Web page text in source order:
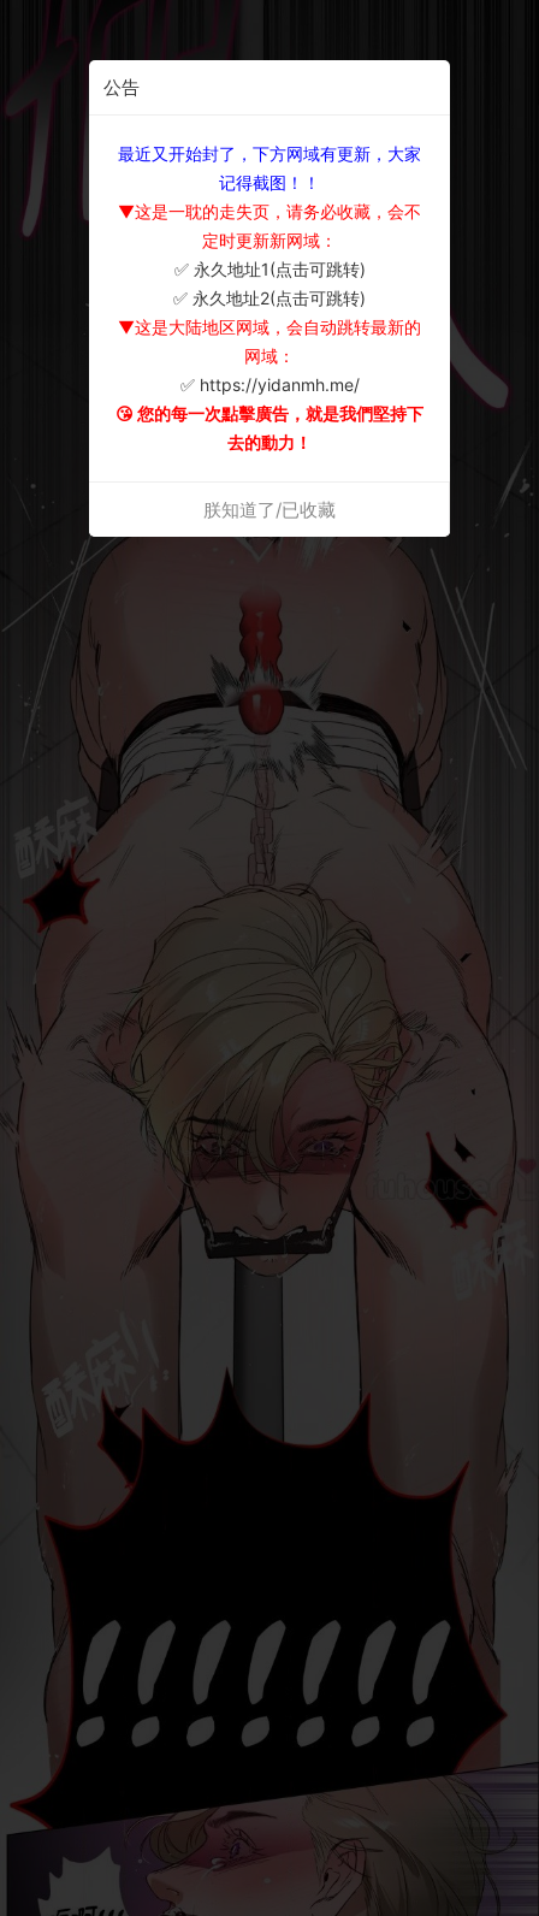
公告
最近又开始封了，下方网域有更新，大家
记得截图！！
▼这是一耽的走失页，请务必收藏，会不
定时更新新网域：
✅ 永久地址1(点击可跳转)
✅ 永久地址2(点击可跳转)
▼这是大陆地区网域，会自动跳转最新的
网域：
✅ https://yidanmh.me/
😘 您的每一次點擊廣告，就是我們堅持下
去的動力！
朕知道了/已收藏